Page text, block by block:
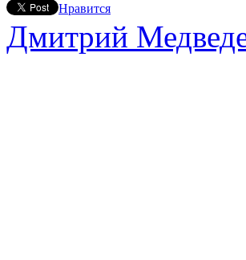
Нравится
Дмитрий